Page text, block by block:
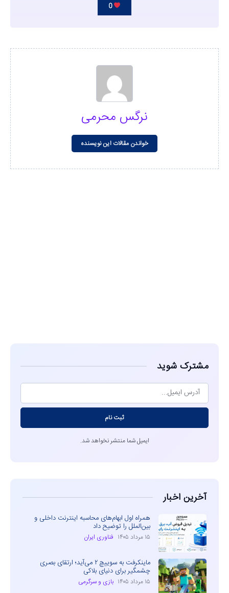
0
نرگس محرمی
خواندن مقالات این نویسنده
مشترک شوید
ثبت نام
ایمیل شما منتشر نخواهد شد.
آخرین اخبار
همراه اول ابهام‌های محاسبه اینترنت داخلی و
بین‌الملل را توضیح داد
۱۵ مرداد ۱۴۰۵ فناوری ایران
ماینکرفت به سوییچ ۲ می‌آید؛ ارتقای بصری
چشمگیر برای دنیای بلاکی
۱۵ مرداد ۱۴۰۵ بازی و سرگرمی